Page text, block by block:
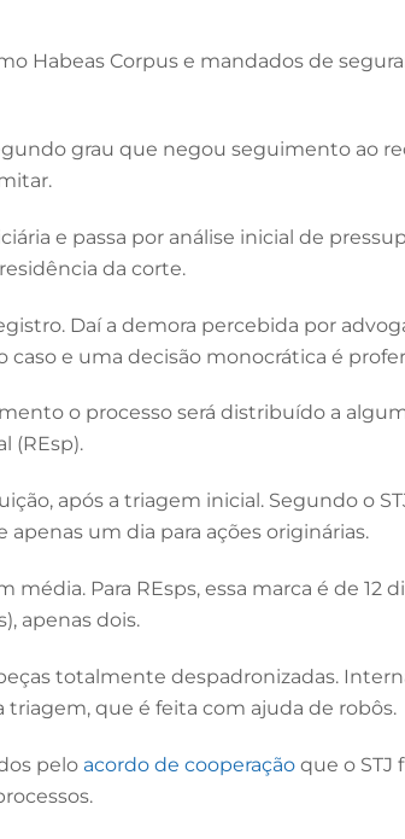
Habeas Corpus e mandados de
grau que negou seguimento ao
e passa por análise inicial de
da corte.
Daí a demora percebida por
caso e uma decisão monocrática é
o processo será distribuído a
(REsp).
após a triagem inicial. Segundo o
um dia para ações originárias.
Para REsps, essa marca é de 12
apenas dois.
totalmente despadronizadas.
que é feita com ajuda de robôs.
pelo acordo de cooperação que o STJ